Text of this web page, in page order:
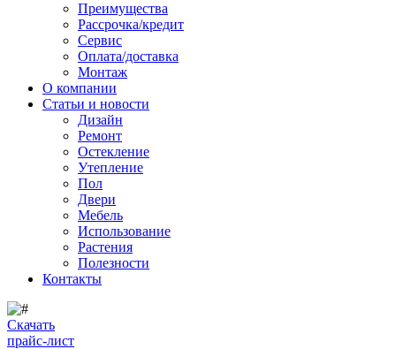
Преимущества
Рассрочка/кредит
Сервис
Оплата/доставка
Монтаж
О компании
Статьи и новости
Дизайн
Ремонт
Остекление
Утепление
Пол
Двери
Мебель
Использование
Растения
Полезности
Контакты
Скачать
прайс-лист